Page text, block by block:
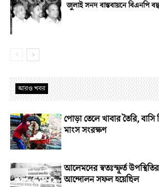
জুলাই সনদ বাস্তবায়নে বিএনপি
আরও খবর
পোড়া তেলে খাবার তৈরি, বাসি
মাংস সংরক্ষণ
আলেমদের স্বতঃস্ফূর্ত
আন্দোলন সফল হয়েছিল